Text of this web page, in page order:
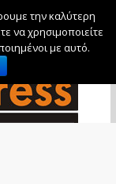
την καλύτερη
να χρησιμοποιείτε
με αυτό.